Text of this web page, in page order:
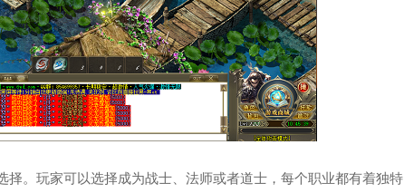
择。玩家可以选择成为战士、法师或者道士，每个职业都有着独特